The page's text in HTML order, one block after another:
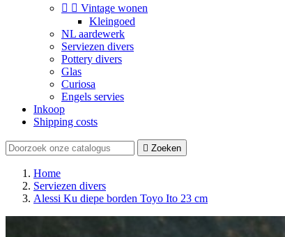
  Vintage wonen
Kleingoed
NL aardewerk
Serviezen divers
Pottery divers
Glas
Curiosa
Engels servies
Inkoop
Shipping costs
 Zoeken
Home
Serviezen divers
Alessi Ku diepe borden Toyo Ito 23 cm